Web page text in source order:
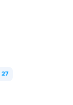
27